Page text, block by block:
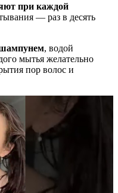
при каждой
— раз в десять
, водой
мытья желательно
пор волос и